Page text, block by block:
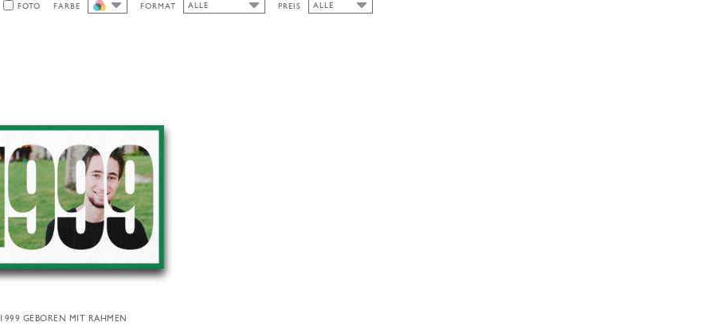
FOTO
FARBE
FORMAT ALLE
PREIS
ALLE
1999 GEBOREN MIT RAHMEN